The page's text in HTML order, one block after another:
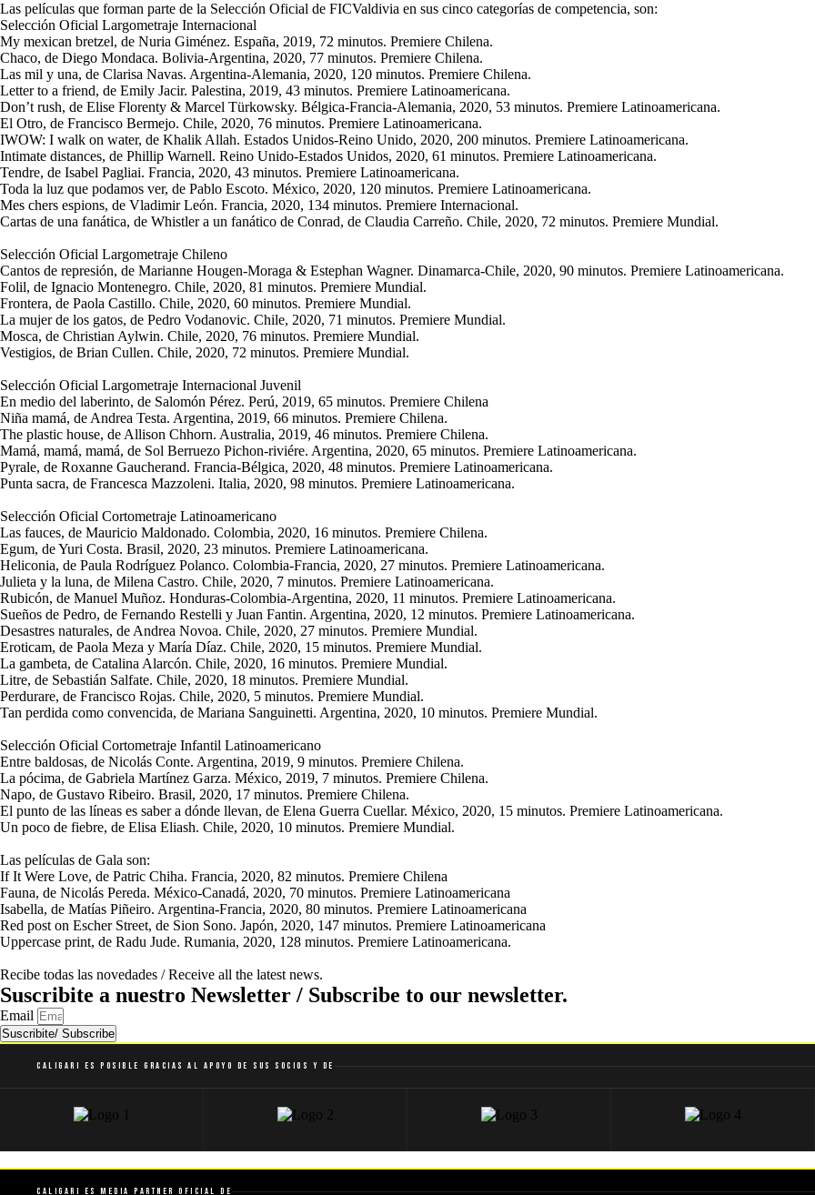
Las películas que forman parte de la Selección Oficial de FICValdivia en sus cinco categorías de competencia, son:
Selección Oficial Largometraje Internacional
My mexican bretzel, de Nuria Giménez. España, 2019, 72 minutos. Premiere Chilena.
Chaco, de Diego Mondaca. Bolivia-Argentina, 2020, 77 minutos. Premiere Chilena.
Las mil y una, de Clarisa Navas. Argentina-Alemania, 2020, 120 minutos. Premiere Chilena.
Letter to a friend, de Emily Jacir. Palestina, 2019, 43 minutos. Premiere Latinoamericana.
Don’t rush, de Elise Florenty & Marcel Türkowsky. Bélgica-Francia-Alemania, 2020, 53 minutos. Premiere Latinoamericana.
El Otro, de Francisco Bermejo. Chile, 2020, 76 minutos. Premiere Latinoamericana.
IWOW: I walk on water, de Khalik Allah. Estados Unidos-Reino Unido, 2020, 200 minutos. Premiere Latinoamericana.
Intimate distances, de Phillip Warnell. Reino Unido-Estados Unidos, 2020, 61 minutos. Premiere Latinoamericana.
Tendre, de Isabel Pagliai. Francia, 2020, 43 minutos. Premiere Latinoamericana.
Toda la luz que podamos ver, de Pablo Escoto. México, 2020, 120 minutos. Premiere Latinoamericana.
Mes chers espions, de Vladimir León. Francia, 2020, 134 minutos. Premiere Internacional.
Cartas de una fanática, de Whistler a un fanático de Conrad, de Claudia Carreño. Chile, 2020, 72 minutos. Premiere Mundial.
Selección Oficial Largometraje Chileno
Cantos de represión, de Marianne Hougen-Moraga & Estephan Wagner. Dinamarca-Chile, 2020, 90 minutos. Premiere Latinoamericana.
Folil, de Ignacio Montenegro. Chile, 2020, 81 minutos. Premiere Mundial.
Frontera, de Paola Castillo. Chile, 2020, 60 minutos. Premiere Mundial.
La mujer de los gatos, de Pedro Vodanovic. Chile, 2020, 71 minutos. Premiere Mundial.
Mosca, de Christian Aylwin. Chile, 2020, 76 minutos. Premiere Mundial.
Vestigios, de Brian Cullen. Chile, 2020, 72 minutos. Premiere Mundial.
Selección Oficial Largometraje Internacional Juvenil
En medio del laberinto, de Salomón Pérez. Perú, 2019, 65 minutos. Premiere Chilena
Niña mamá, de Andrea Testa. Argentina, 2019, 66 minutos. Premiere Chilena.
The plastic house, de Allison Chhorn. Australia, 2019, 46 minutos. Premiere Chilena.
Mamá, mamá, mamá, de Sol Berruezo Pichon-riviére. Argentina, 2020, 65 minutos. Premiere Latinoamericana.
Pyrale, de Roxanne Gaucherand. Francia-Bélgica, 2020, 48 minutos. Premiere Latinoamericana.
Punta sacra, de Francesca Mazzoleni. Italia, 2020, 98 minutos. Premiere Latinoamericana.
Selección Oficial Cortometraje Latinoamericano
Las fauces, de Mauricio Maldonado. Colombia, 2020, 16 minutos. Premiere Chilena.
Egum, de Yuri Costa. Brasil, 2020, 23 minutos. Premiere Latinoamericana.
Heliconia, de Paula Rodríguez Polanco. Colombia-Francia, 2020, 27 minutos. Premiere Latinoamericana.
Julieta y la luna, de Milena Castro. Chile, 2020, 7 minutos. Premiere Latinoamericana.
Rubicón, de Manuel Muñoz. Honduras-Colombia-Argentina, 2020, 11 minutos. Premiere Latinoamericana.
Sueños de Pedro, de Fernando Restelli y Juan Fantin. Argentina, 2020, 12 minutos. Premiere Latinoamericana.
Desastres naturales, de Andrea Novoa. Chile, 2020, 27 minutos. Premiere Mundial.
Eroticam, de Paola Meza y María Díaz. Chile, 2020, 15 minutos. Premiere Mundial.
La gambeta, de Catalina Alarcón. Chile, 2020, 16 minutos. Premiere Mundial.
Litre, de Sebastián Salfate. Chile, 2020, 18 minutos. Premiere Mundial.
Perdurare, de Francisco Rojas. Chile, 2020, 5 minutos. Premiere Mundial.
Tan perdida como convencida, de Mariana Sanguinetti. Argentina, 2020, 10 minutos. Premiere Mundial.
Selección Oficial Cortometraje Infantil Latinoamericano
Entre baldosas, de Nicolás Conte. Argentina, 2019, 9 minutos. Premiere Chilena.
La pócima, de Gabriela Martínez Garza. México, 2019, 7 minutos. Premiere Chilena.
Napo, de Gustavo Ribeiro. Brasil, 2020, 17 minutos. Premiere Chilena.
El punto de las líneas es saber a dónde llevan, de Elena Guerra Cuellar. México, 2020, 15 minutos. Premiere Latinoamericana.
Un poco de fiebre, de Elisa Eliash. Chile, 2020, 10 minutos. Premiere Mundial.
Las películas de Gala son:
If It Were Love, de Patric Chiha. Francia, 2020, 82 minutos. Premiere Chilena
Fauna, de Nicolás Pereda. México-Canadá, 2020, 70 minutos. Premiere Latinoamericana
Isabella, de Matías Piñeiro. Argentina-Francia, 2020, 80 minutos. Premiere Latinoamericana
Red post on Escher Street, de Sion Sono. Japón, 2020, 147 minutos. Premiere Latinoamericana
Uppercase print, de Radu Jude. Rumania, 2020, 128 minutos. Premiere Latinoamericana.
Recibe todas las novedades / Receive all the latest news.
Suscribite a nuestro Newsletter / Subscribe to our newsletter.
Email
Suscribite/ Subscribe
Caligari es posible gracias al apoyo de sus socios y de
Caligari es Media Partner Oficial de